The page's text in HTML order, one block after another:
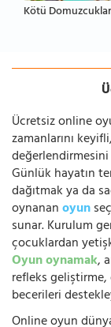
Kötü Domuzcuklar
Ücretsiz online
zamanlarını
Günlük hayatın
dağıtmak ya da
oynananoyun
sunar. Kurulum
çocuklardan
Oyun oynamak,
refleks
becerileri
Online oyun